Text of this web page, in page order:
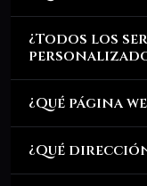
¿Todos los
¿Qué página
¿Qué